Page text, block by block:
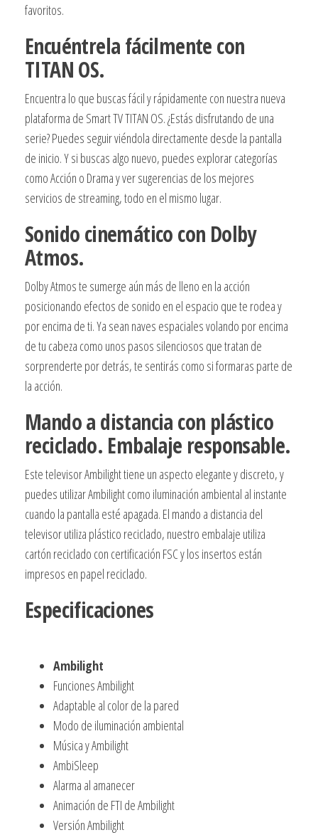
favoritos.
Encuéntrela fácilmente con
TITAN OS.
Encuentra lo que buscas fácil y rápidamente con nuestra nueva
plataforma de Smart TV TITAN OS. ¿Estás disfrutando de una
serie? Puedes seguir viéndola directamente desde la pantalla
de inicio. Y si buscas algo nuevo, puedes explorar categorías
como Acción o Drama y ver sugerencias de los mejores
servicios de streaming, todo en el mismo lugar.
Sonido cinemático con Dolby
Atmos.
Dolby Atmos te sumerge aún más de lleno en la acción
posicionando efectos de sonido en el espacio que te rodea y
por encima de ti. Ya sean naves espaciales volando por encima
de tu cabeza como unos pasos silenciosos que tratan de
sorprenderte por detrás, te sentirás como si formaras parte de
la acción.
Mando a distancia con plástico
reciclado. Embalaje responsable.
Este televisor Ambilight tiene un aspecto elegante y discreto, y
puedes utilizar Ambilight como iluminación ambiental al instante
cuando la pantalla esté apagada. El mando a distancia del
televisor utiliza plástico reciclado, nuestro embalaje utiliza
cartón reciclado con certificación FSC y los insertos están
impresos en papel reciclado.
Especificaciones
Ambilight
Funciones Ambilight
Adaptable al color de la pared
Modo de iluminación ambiental
Música y Ambilight
AmbiSleep
Alarma al amanecer
Animación de FTI de Ambilight
Versión Ambilight